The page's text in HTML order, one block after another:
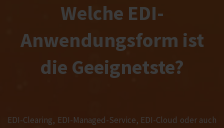
Welche EDI-
Anwendungsform ist
die Geeignetste?
EDI-Clearing, EDI-Managed-Service, EDI-Cloud oder auch